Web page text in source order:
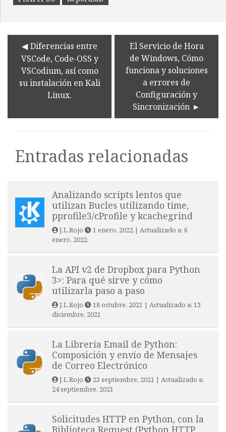
Diferencias entre
VSCode, Code-OSS y
VSCodium, así como
su instalación en Kali
Linux.
El Servicio de Hora
de Windows, Cómo
funciona y soluciones
a errores de
Configuración y
Sincronización
Entradas relacionadas
Analizando scripts lentos que
utilizan Bucles utilizando time,
pprofile3/cProfile y kcachegrind
J.L.Rojo 1 enero, 2022 | Actualizado a:6
enero, 2022
La API v2 de Dropbox para Python
3>: Para qué sirve y cómo
utilizarla paso a paso
J.L.Rojo 18 octubre, 2021 | Actualizado a:13
diciembre, 2021
La Librería Email de Python:
Composición y envío de Mensajes
de Correo Electrónico
J.L.Rojo 23 septiembre, 2021 | Actualizado a:
24 septiembre, 2021
Solicitudes HTTP en Python, con la
Biblioteca Request (Python HTTP